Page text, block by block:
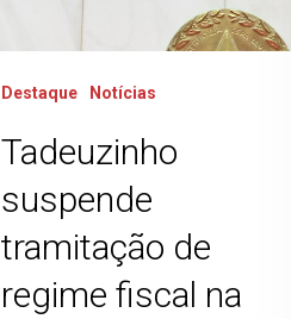
Destaque Notícias
Tadeuzinho
suspende
tramitação de
regime fiscal na